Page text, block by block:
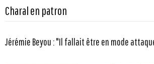
Charal en patron
Jérémie Beyou : "Il fallait être en mode